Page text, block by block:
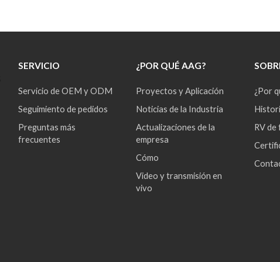
SERVICIO
Servicio de OEM y ODM
Seguimiento de pedidos
Preguntas más
frecuentes
¿POR QUÉ AAG?
Proyectos y Aplicación
Noticias de la Industria
Actualizaciones de la
empresa
Cómo
Video y transmisión en
vivo
¿Por
RV de